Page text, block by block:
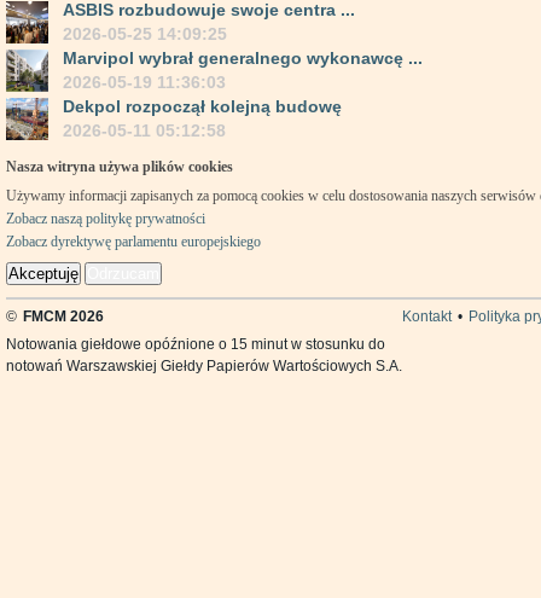
ASBIS rozbudowuje swoje centra ...
2026-05-25 14:09:25
Marvipol wybrał generalnego wykonawcę ...
2026-05-19 11:36:03
Dekpol rozpoczął kolejną budowę
2026-05-11 05:12:58
Nasza witryna używa plików cookies
Używamy informacji zapisanych za pomocą cookies w celu dostosowania naszych
Zobacz naszą politykę prywatności
Zobacz dyrektywę parlamentu europejskiego
Akceptuję
© FMCM 2026 Kontakt • Polityka
Notowania giełdowe opóźnione o 15 minut w stosunku do
notowań Warszawskiej Giełdy Papierów Wartościowych S.A.